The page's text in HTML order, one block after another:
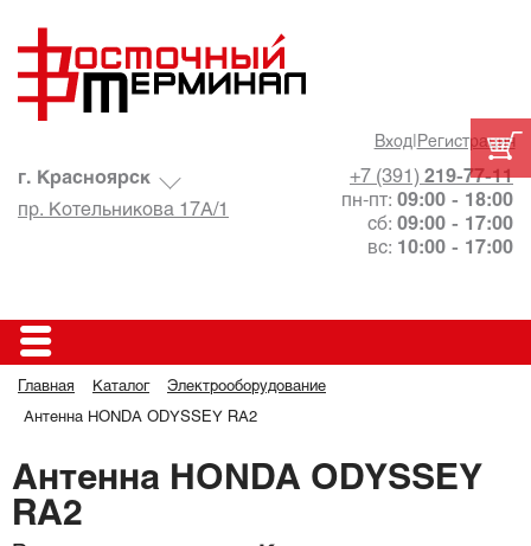
Вход| Регистрация
+7 (391) 219-77-11
пн-пт: 09:00 - 18:00
сб: 09:00 - 17:00
вс: 10:00 - 17:00
г. Красноярск
пр. Котельникова 17А/1
Главная Каталог Электрооборудование
Антенна HONDA ODYSSEY RA2
Антенна HONDA ODYSSEY
RA2